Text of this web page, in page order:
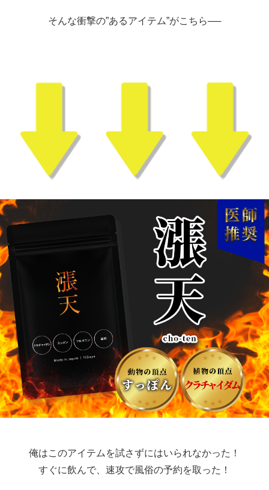
そんな衝撃の”あるアイテム”がこちら──
俺はこのアイテムを試さずにはいられなかった！
すぐに飲んで、速攻で風俗の予約を取った！